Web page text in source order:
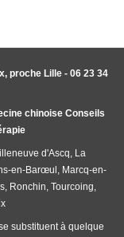
proche Lille - 06 23 34
chinoise Conseils
d'Ascq, La
en-Barœul, Marcq-en-
Ronchin, Tourcoing,
substituent à quelque